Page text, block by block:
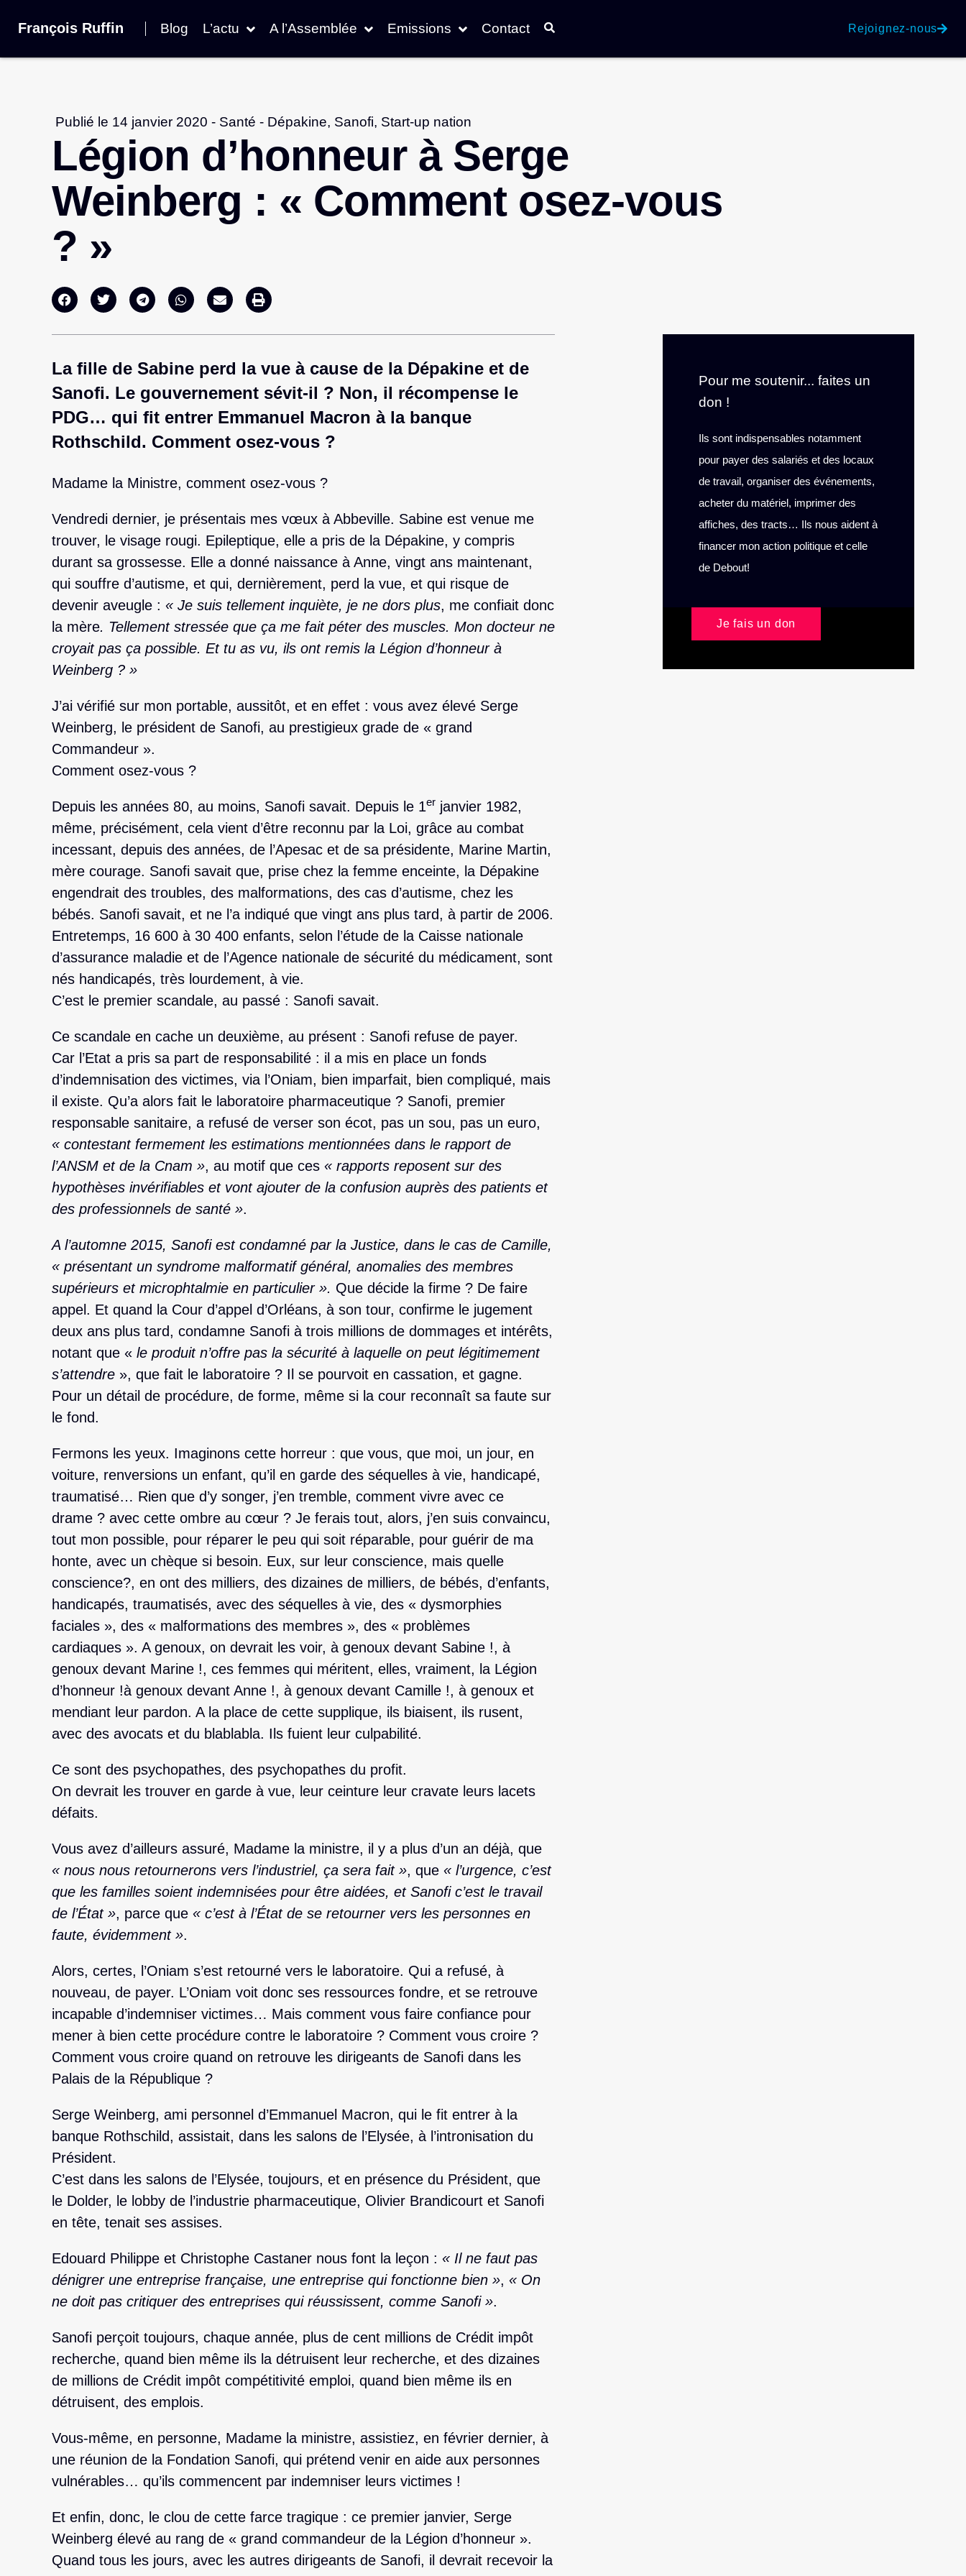
François Ruffin Blog L’actu A l’Assemblée Emissions Contact Rejoignez-nous
Publié le 14 janvier 2020 - Santé - Dépakine, Sanofi, Start-up nation
Légion d’honneur à Serge
Weinberg : « Comment osez-vous
? »
La fille de Sabine perd la vue à cause de la Dépakine et de
Sanofi. Le gouvernement sévit-il ? Non, il récompense le
PDG… qui fit entrer Emmanuel Macron à la banque
Rothschild. Comment osez-vous ?
Madame la Ministre, comment osez-vous ?
Vendredi dernier, je présentais mes vœux à Abbeville. Sabine est venue me
trouver, le visage rougi. Epileptique, elle a pris de la Dépakine, y compris
durant sa grossesse. Elle a donné naissance à Anne, vingt ans maintenant,
qui souffre d’autisme, et qui, dernièrement, perd la vue, et qui risque de
devenir aveugle : « Je suis tellement inquiète, je ne dors plus, me confiait donc
la mère. Tellement stressée que ça me fait péter des muscles. Mon docteur ne
croyait pas ça possible. Et tu as vu, ils ont remis la Légion d’honneur à
Weinberg ? »
J’ai vérifié sur mon portable, aussitôt, et en effet : vous avez élevé Serge
Weinberg, le président de Sanofi, au prestigieux grade de « grand
Commandeur ».
Comment osez-vous ?
Depuis les années 80, au moins, Sanofi savait. Depuis le 1er janvier 1982,
même, précisément, cela vient d’être reconnu par la Loi, grâce au combat
incessant, depuis des années, de l’Apesac et de sa présidente, Marine Martin,
mère courage. Sanofi savait que, prise chez la femme enceinte, la Dépakine
engendrait des troubles, des malformations, des cas d’autisme, chez les
bébés. Sanofi savait, et ne l’a indiqué que vingt ans plus tard, à partir de 2006.
Entretemps, 16 600 à 30 400 enfants, selon l’étude de la Caisse nationale
d’assurance maladie et de l’Agence nationale de sécurité du médicament, sont
nés handicapés, très lourdement, à vie.
C’est le premier scandale, au passé : Sanofi savait.
Ce scandale en cache un deuxième, au présent : Sanofi refuse de payer.
Car l’Etat a pris sa part de responsabilité : il a mis en place un fonds
d’indemnisation des victimes, via l’Oniam, bien imparfait, bien compliqué, mais
il existe. Qu’a alors fait le laboratoire pharmaceutique ? Sanofi, premier
responsable sanitaire, a refusé de verser son écot, pas un sou, pas un euro,
« contestant fermement les estimations mentionnées dans le rapport de
l’ANSM et de la Cnam », au motif que ces « rapports reposent sur des
hypothèses invérifiables et vont ajouter de la confusion auprès des patients et
des professionnels de santé ».
A l’automne 2015, Sanofi est condamné par la Justice, dans le cas de Camille,
« présentant un syndrome malformatif général, anomalies des membres
supérieurs et microphtalmie en particulier». Que décide la firme ? De faire
appel. Et quand la Cour d’appel d’Orléans, à son tour, confirme le jugement
deux ans plus tard, condamne Sanofi à trois millions de dommages et intérêts,
notant que « le produit n’offre pas la sécurité à laquelle on peut légitimement
s’attendre », que fait le laboratoire ? Il se pourvoit en cassation, et gagne.
Pour un détail de procédure, de forme, même si la cour reconnaît sa faute sur
le fond.
Fermons les yeux. Imaginons cette horreur : que vous, que moi, un jour, en
voiture, renversions un enfant, qu’il en garde des séquelles à vie, handicapé,
traumatisé… Rien que d’y songer, j’en tremble, comment vivre avec ce
drame ? avec cette ombre au cœur ? Je ferais tout, alors, j’en suis convaincu,
tout mon possible, pour réparer le peu qui soit réparable, pour guérir de ma
honte, avec un chèque si besoin. Eux, sur leur conscience, mais quelle
conscience?, en ont des milliers, des dizaines de milliers, de bébés, d’enfants,
handicapés, traumatisés, avec des séquelles à vie, des « dysmorphies
faciales », des « malformations des membres », des « problèmes
cardiaques ». A genoux, on devrait les voir, à genoux devant Sabine !, à
genoux devant Marine !, ces femmes qui méritent, elles, vraiment, la Légion
d’honneur !à genoux devant Anne !, à genoux devant Camille !, à genoux et
mendiant leur pardon. A la place de cette supplique, ils biaisent, ils rusent,
avec des avocats et du blablabla. Ils fuient leur culpabilité.
Ce sont des psychopathes, des psychopathes du profit.
On devrait les trouver en garde à vue, leur ceinture leur cravate leurs lacets
défaits.
Vous avez d’ailleurs assuré, Madame la ministre, il y a plus d’un an déjà, que
« nous nous retournerons vers l’industriel, ça sera fait », que « l’urgence, c’est
que les familles soient indemnisées pour être aidées, et Sanofi c’est le travail
de l’État », parce que « c’est à l’État de se retourner vers les personnes en
faute, évidemment ».
Alors, certes, l’Oniam s’est retourné vers le laboratoire. Qui a refusé, à
nouveau, de payer. L’Oniam voit donc ses ressources fondre, et se retrouve
incapable d’indemniser victimes… Mais comment vous faire confiance pour
mener à bien cette procédure contre le laboratoire ? Comment vous croire ?
Comment vous croire quand on retrouve les dirigeants de Sanofi dans les
Palais de la République ?
Serge Weinberg, ami personnel d’Emmanuel Macron, qui le fit entrer à la
banque Rothschild, assistait, dans les salons de l’Elysée, à l’intronisation du
Président.
C’est dans les salons de l’Elysée, toujours, et en présence du Président, que
le Dolder, le lobby de l’industrie pharmaceutique, Olivier Brandicourt et Sanofi
en tête, tenait ses assises.
Edouard Philippe et Christophe Castaner nous font la leçon : « Il ne faut pas
dénigrer une entreprise française, une entreprise qui fonctionne bien », « On
ne doit pas critiquer des entreprises qui réussissent, comme Sanofi ».
Sanofi perçoit toujours, chaque année, plus de cent millions de Crédit impôt
recherche, quand bien même ils la détruisent leur recherche, et des dizaines
de millions de Crédit impôt compétitivité emploi, quand bien même ils en
détruisent, des emplois.
Vous-même, en personne, Madame la ministre, assistiez, en février dernier, à
une réunion de la Fondation Sanofi, qui prétend venir en aide aux personnes
vulnérables… qu’ils commencent par indemniser leurs victimes !
Et enfin, donc, le clou de cette farce tragique : ce premier janvier, Serge
Weinberg élevé au rang de « grand commandeur de la Légion d’honneur ».
Quand tous les jours, avec les autres dirigeants de Sanofi, il devrait recevoir la
Pour me soutenir... faites un
don !
Ils sont indispensables notamment
pour payer des salariés et des locaux
de travail, organiser des événements,
acheter du matériel, imprimer des
affiches, des tracts… Ils nous aident à
financer mon action politique et celle
de Debout!
Je fais un don